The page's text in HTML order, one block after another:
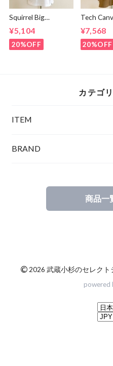
Squirrel Big
shirts White /
Green
¥5,104
20%OFF
Tech
Brown
¥7,568
20%OFF
カテゴ
ITEM
BRAND
商品一
© 2026 武蔵小杉のセレク
powered